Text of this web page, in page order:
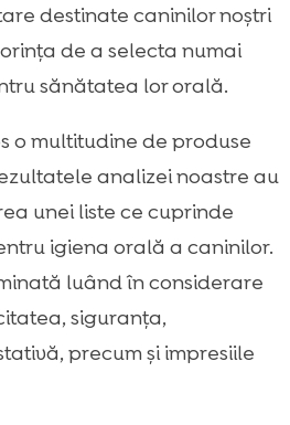
destinate caninilor noștri
de a selecta numai
sănătatea lor orală.
o multitudine de produse
analizei noastre au
unei liste ce cuprinde
igiena orală a caninilor.
luând în considerare
siguranța,
precum și impresiile